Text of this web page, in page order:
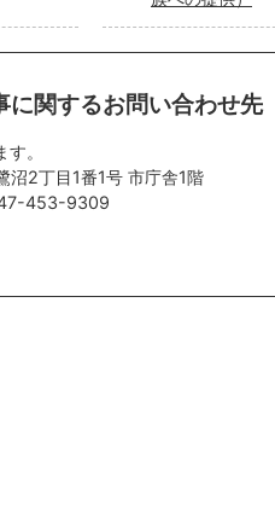
に関するお問い合わせ先
。
2丁目1番1号 市庁舎1階
453-9309